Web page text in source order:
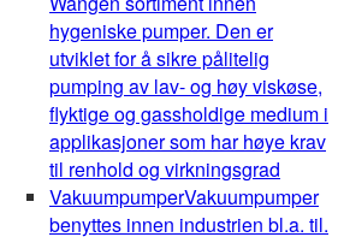
hygeniske pumper. Den er
utviklet for å sikre pålitelig
pumping av lav- og høy viskøse,
flyktige og gassholdige medium i
applikasjoner som har høye krav
til renhold og virkningsgrad
VakuumpumperVakuumpumper
benyttes innen industrien bl.a. til.